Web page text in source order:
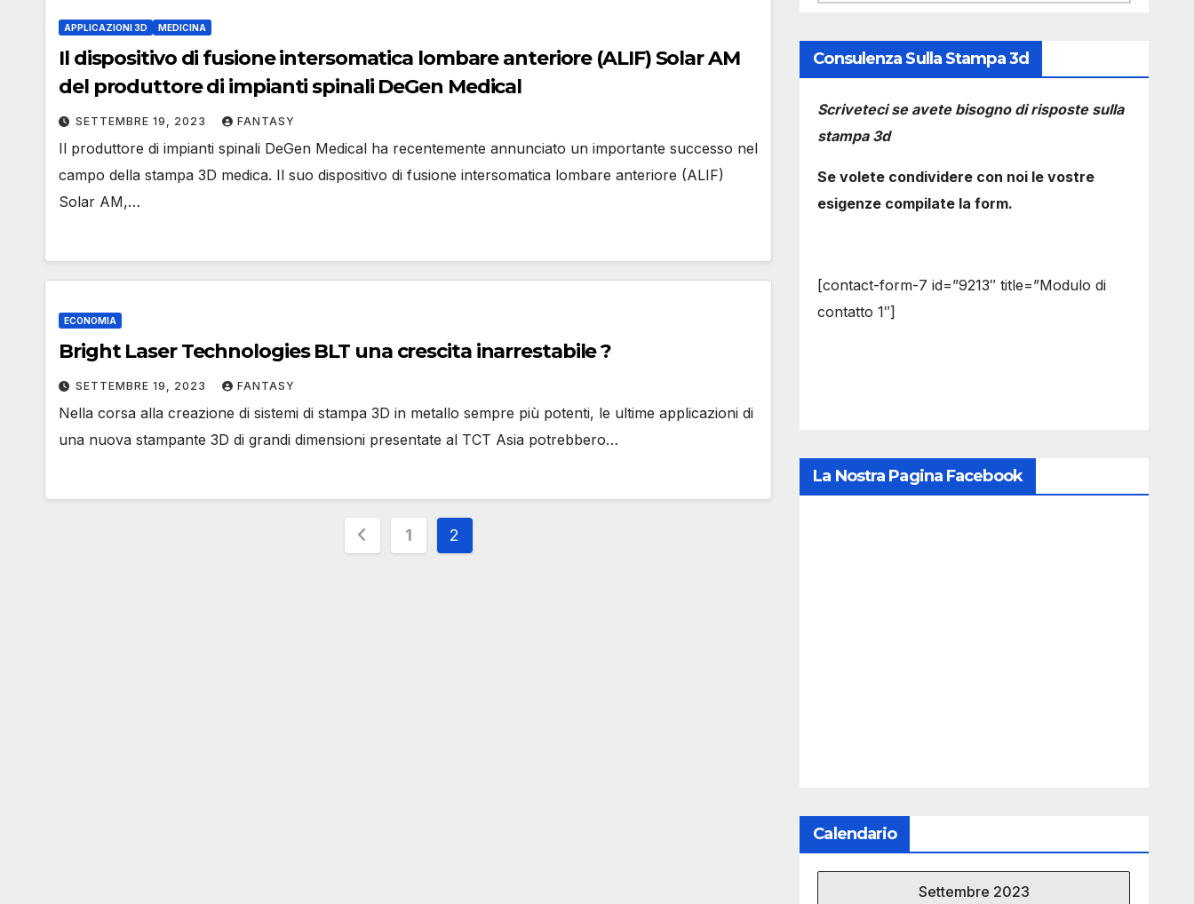
APPLICAZIONI 3D MEDICINA
Il dispositivo di fusione intersomatica lombare anteriore (ALIF) Solar AM
del produttore di impianti spinali DeGen Medical
SETTEMBRE 19, 2023 FANTASY
Il produttore di impianti spinali DeGen Medical ha recentemente annunciato un importante successo nel
campo della stampa 3D medica. Il suo dispositivo di fusione intersomatica lombare anteriore (ALIF)
Solar AM,…
ECONOMIA
Bright Laser Technologies BLT una crescita inarrestabile ?
SETTEMBRE 19, 2023 FANTASY
Nella corsa alla creazione di sistemi di stampa 3D in metallo sempre più potenti, le ultime applicazioni di
una nuova stampante 3D di grandi dimensioni presentate al TCT Asia potrebbero…
Paginazione
1 2
Consulenza Sulla Stampa 3d
Scriveteci se avete bisogno di risposte sulla
stampa 3d
Se volete condividere con noi le vostre
esigenze compilate la form.
[contact-form-7 id=”9213″ title=”Modulo di
contatto 1″]
La Nostra Pagina Facebook
Calendario
Settembre 2023